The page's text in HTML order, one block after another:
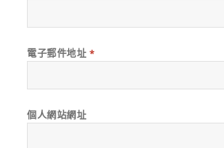
電子郵件地址 *
個人網站網址